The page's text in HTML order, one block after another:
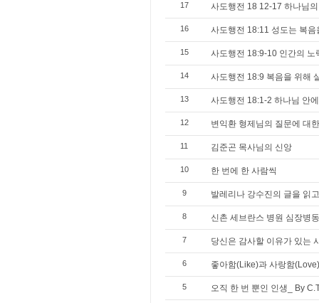
17 사도행전 18 12-17 하나님
16 사도행전 18:11 성도는 복
15 사도행전 18:9-10 인간의 노
14 사도행전 18:9 복음을 위해
13 사도행전 18:1-2 하나님 안
12 변익환 형제님의 질문에 대
11 김준곤 목사님의 신앙
10 한 번에 한 사람씩
9 발레리나 강수진의 글을 읽고
8 신촌 세브란스 병원 심장병
7 당신은 감사할 이유가 있는
6 좋아함(Like)과 사랑함(Love)
5 오직 한 번 뿐인 인생_ By